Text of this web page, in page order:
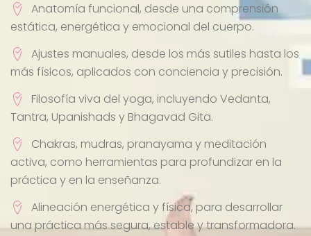
Anatomía funcional, desde una comprensión
estática, energética y emocional del cuerpo.
Ajustes manuales, desde los más sutiles hasta los
más físicos, aplicados con conciencia y precisión.
Filosofía viva del yoga, incluyendo Vedanta,
Tantra, Upanishads y Bhagavad Gita.
Chakras, mudras, pranayama y meditación
activa, como herramientas para profundizar en la
práctica y en la enseñanza.
Alineación energética y física, para desarrollar
una práctica más segura, estable y transformadora.